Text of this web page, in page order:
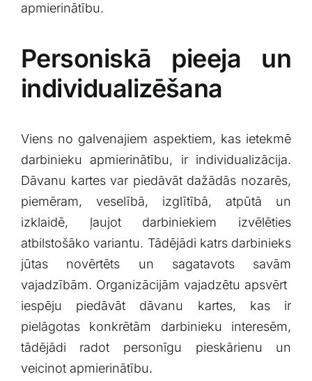
apmierinātību.
Personiskā pieeja​ un
individualizēšana
Viens no galvenajiem aspektiem, ⁣kas ietekmē
darbinieku apmierinātību, ir‍ individualizācija.
Dāvanu kartes var‍ piedāvāt dažādās nozarēs,
piemēram, veselībā, izglītībā, atpūtā ⁤un
izklaidē,⁤ ļaujot ⁣darbiniekiem‍ izvēlēties
atbilstošāko ‍variantu. Tādējādi katrs darbinieks
⁤jūtas novērtēts‌ un sagatavots savām
vajadzībām. Organizācijām vajadzētu ⁤apsvērt ​
iespēju piedāvāt dāvanu kartes, kas ir
pielāgotas konkrētām darbinieku interesēm,
tādējādi radot personīgu ⁢pieskārienu⁢ un
veicinot apmierinātību.